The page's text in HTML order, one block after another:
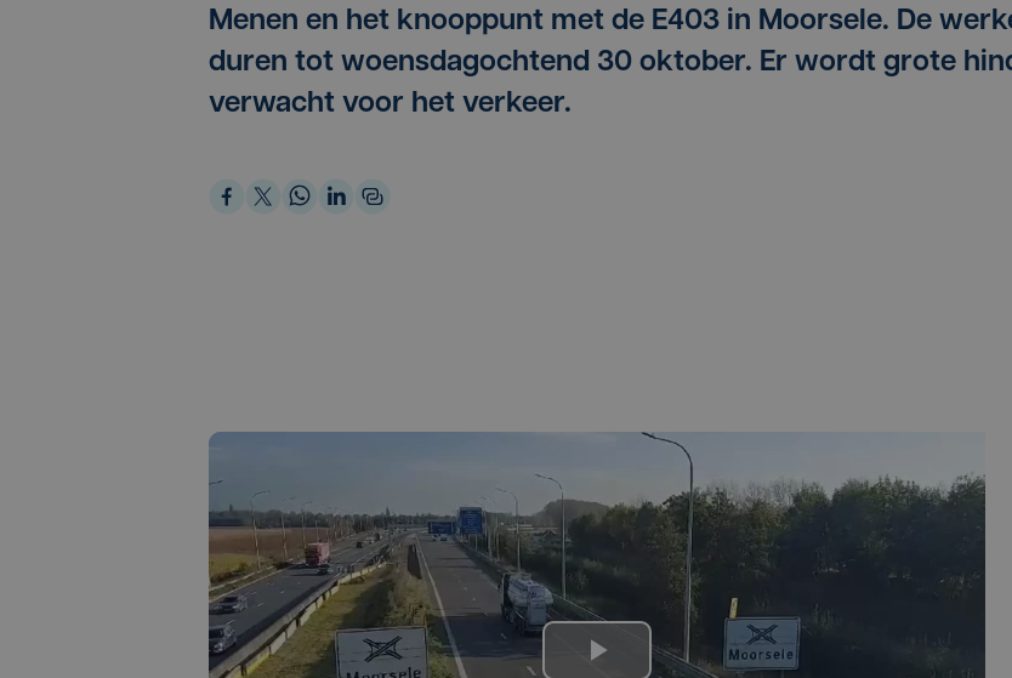
Menen en het knooppunt met de E403 in Moorsele. De
duren tot woensdagochtend 30 oktober. Er wordt grote
verwacht voor het verkeer.